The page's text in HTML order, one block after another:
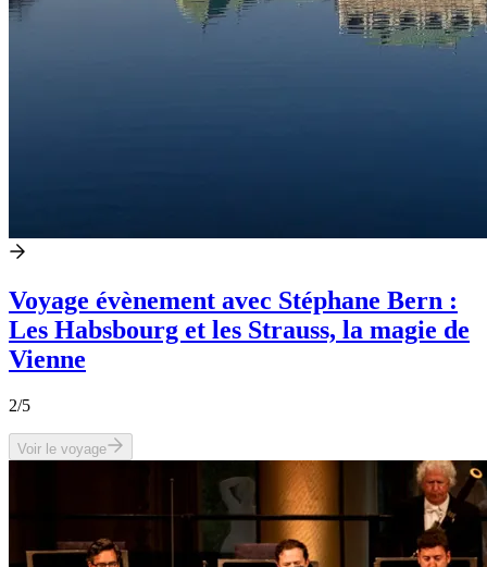
Voyage évènement avec Stéphane Bern :
Les Habsbourg et les Strauss, la magie de
Vienne
2/5
Voir le voyage